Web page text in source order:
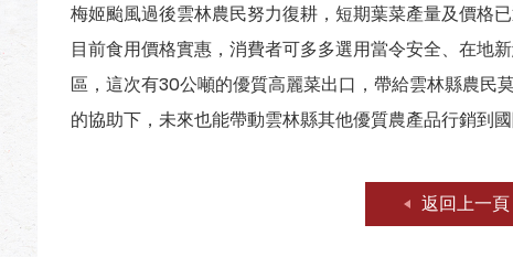
梅姬颱風過後雲林農民努力復耕，短期葉菜產量及價格
目前食用價格實惠，消費者可多多選用當令安全、在地
區，這次有30公噸的優質高麗菜出口，帶給雲林縣農民
的協助下，未來也能帶動雲林縣其他優質農產品行銷到國
返回上一頁